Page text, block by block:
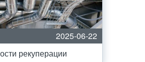
2025-06-22
рекуперации